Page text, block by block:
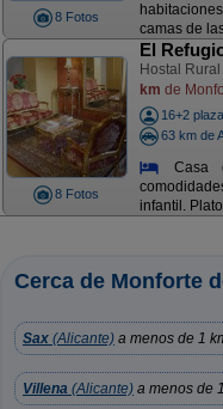
8 Fotos
camas de
8 Fotos
El
Hostal Rural
km de
16+2
63 km de
Casa
infantil.
Cerca de Monforte
Sax (Alicante) a menos de 1
Villena (Alicante) a menos de